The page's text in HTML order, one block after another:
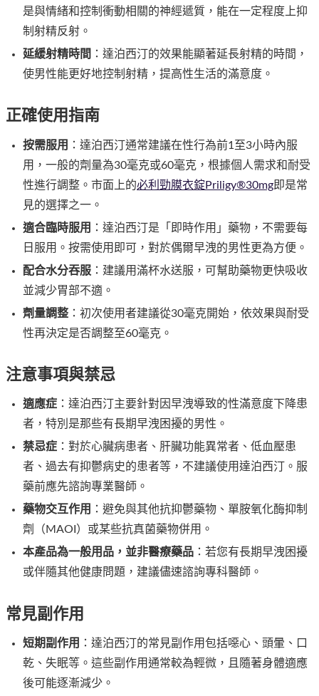
是與情緒和控制衝動相關的神經遞質，能在一定程度上抑
制射精反射。
延緩射精時間 ：達泊西汀的效果能顯著延長射精的時間，
使男性能更好地控制射精，提高性生活的滿意度。
正確使用指南
按需服用
：達泊西汀通常建議在性行為前1至3小時內服
用，一般的劑量為30毫克或60毫克，根據個人需求和耐受
性進行調整。市面上的必利勁膜衣錠Priligy®30mg即是常
見的選擇之一。
適合臨時服用
：達泊西汀是「即時作用」藥物，不需要每
日服用。按需使用即可，對於偶爾早洩的男性更為方便。
配合水分吞服 ：建議用滿杯水送服，可幫助藥物更快吸收
並減少胃部不適。
劑量調整 ：初次使用者建議從30毫克開始，依效果與耐受
性再決定是否調整至60毫克。
注意事項與禁忌
適應症 ：達泊西汀主要針對因早洩導致的性滿意度下降患
者，特別是那些有長期早洩困擾的男性。
禁忌症 ：對於心臟病患者、肝臟功能異常者、低血壓患
者、過去有抑鬱病史的患者等，不建議使用達泊西汀。服
藥前應先諮詢專業醫師。
藥物交互作用
：避免與其他抗抑鬱藥物、單胺氧化酶抑制
劑（MAOI）或某些抗真菌藥物併用。
本產品為一般用品，並非醫療藥品 ：若您有長期早洩困擾
或伴隨其他健康問題，建議儘速諮詢專科醫師。
常見副作用
短期副作用
：達泊西汀的常見副作用包括噁心、頭暈、口
乾、失眠等。這些副作用通常較為輕微，且隨著身體適應
後可能逐漸減少。